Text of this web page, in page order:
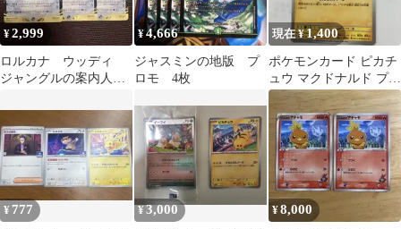
¥2,999
ロルカナ ウッディ
ジャングルの案内人
¥4,666
ジャスミンの地版 プ
ロモ 4枚
現在 ¥1,400
ポケモンカード ピカチ
ュウ マクドナルド プロ
モ 020/M-P
¥ 777 ¥3,000 ¥8,000